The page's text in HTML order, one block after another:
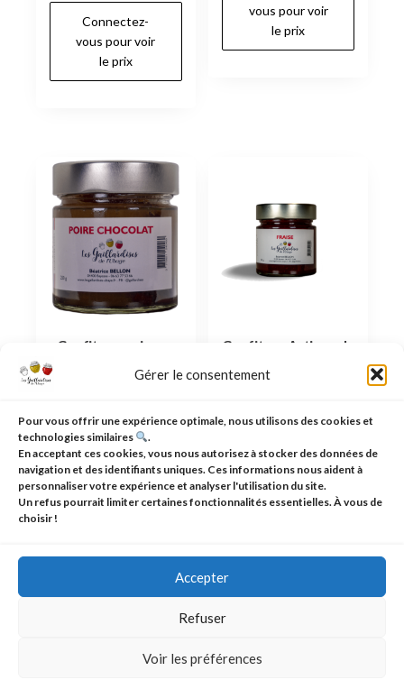
Gérer le consentement
Pour vous offrir une expérience optimale, nous utilisons des cookies et
technologies similaires
.
En acceptant ces cookies, vous nous autorisez à stocker des données de
navigation et des identifiants uniques. Ces informations nous aident à
personnaliser votre expérience et analyser l'utilisation du site.
Un refus pourrait limiter certaines fonctionnalités essentielles. À vous de
choisir !
Accepter
Refuser
Voir les préférences
Connectez-
vous pour voir
le prix
vous pour voir
le prix
Confiture poire au
sucré à découvrir
Connectez-
vous pour voir
le prix
Confiture Artisanale
Authentiques
Connectez-
le prix